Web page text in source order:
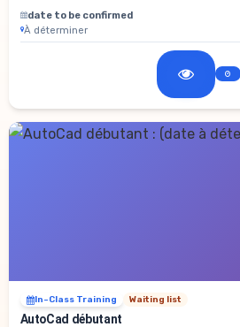
date to be confirmed
À déterminer
In-Class Training Waiting list
AutoCad débutant